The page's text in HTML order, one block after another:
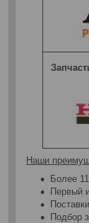
Наши
Более
Первый
Подбор